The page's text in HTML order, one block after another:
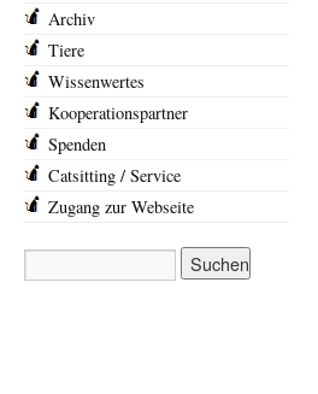
Archiv
Tiere
Wissenwertes
Kooperationspartner
Spenden
Catsitting / Service
Zugang zur Webseite